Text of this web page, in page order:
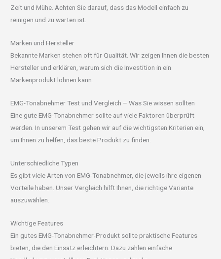
Zeit und Mühe. Achten Sie darauf, dass das Modell einfach zu
reinigen und zu warten ist.
Marken und Hersteller
Bekannte Marken stehen oft für Qualität. Wir zeigen Ihnen die besten
Hersteller und erklären, warum sich die Investition in ein
Markenprodukt lohnen kann.
EMG-Tonabnehmer Test und Vergleich – Was Sie wissen sollten
Eine gute EMG-Tonabnehmer sollte auf viele Faktoren überprüft
werden. In unserem Test gehen wir auf die wichtigsten Kriterien ein,
um Ihnen zu helfen, das beste Produkt zu finden.
Unterschiedliche Typen
Es gibt viele Arten von EMG-Tonabnehmer, die jeweils ihre eigenen
Vorteile haben. Unser Vergleich hilft Ihnen, die richtige Variante
auszuwählen.
Wichtige Features
Ein gutes EMG-Tonabnehmer-Produkt sollte praktische Features
bieten, die den Einsatz erleichtern. Dazu zählen einfache